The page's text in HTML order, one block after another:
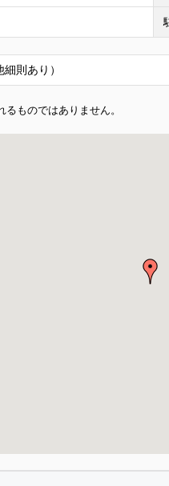
則あり）
ものではありません。